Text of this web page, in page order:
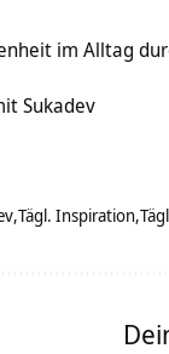
im Alltag
Sukadev
Tägl. Inspiration